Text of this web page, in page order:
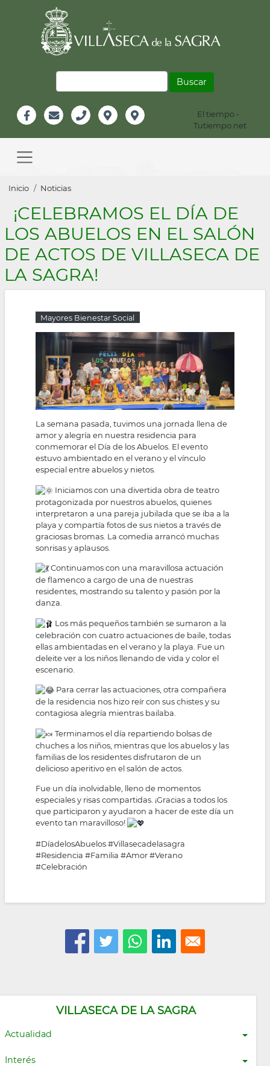
Información
Header
El tiempo -
Tutiempo.net
navigation
Sobrescribir
enlaces
de
ayuda
a
la
navegación
Inicio Noticias
VILLASECA DE LA SAGRA
Actualidad
Interés
¡CELEBRAMOS EL DÍA DE
LOS ABUELOS EN EL SALÓN
DE ACTOS DE VILLASECA DE
LA SAGRA!
Mayores Bienestar Social
La semana pasada, tuvimos una jornada llena de
amor y alegría en nuestra residencia para
conmemorar el Día de los Abuelos. El evento
estuvo ambientado en el verano y el vínculo
especial entre abuelos y nietos.
Iniciamos con una divertida obra de teatro
protagonizada por nuestros abuelos, quienes
interpretaron a una pareja jubilada que se iba a la
playa y compartía fotos de sus nietos a través de
graciosas bromas. La comedia arrancó muchas
sonrisas y aplausos.
Continuamos con una maravillosa actuación
de flamenco a cargo de una de nuestras
residentes, mostrando su talento y pasión por la
danza.
Los más pequeños también se sumaron a la
celebración con cuatro actuaciones de baile, todas
ellas ambientadas en el verano y la playa. Fue un
deleite ver a los niños llenando de vida y color el
escenario.
Para cerrar las actuaciones, otra compañera
de la residencia nos hizo reír con sus chistes y su
contagiosa alegría mientras bailaba.
Terminamos el día repartiendo bolsas de
chuches a los niños, mientras que los abuelos y las
familias de los residentes disfrutaron de un
delicioso aperitivo en el salón de actos.
Fue un día inolvidable, lleno de momentos
especiales y risas compartidas. ¡Gracias a todos los
que participaron y ayudaron a hacer de este día un
evento tan maravilloso!
#DíadelosAbuelos#Villasecadelasagra
#Residencia #Familia #Amor#Verano
#Celebración